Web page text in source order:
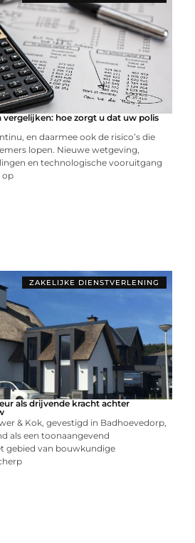
vergelijken: hoe zorgt u dat uw polis
en daarmee ook de risico’s die
lopen. Nieuwe wetgeving,
en technologische vooruitgang
op
ZAKELIJKE DIENSTVERLENING
als drijvende kracht achter
& Kok, gevestigd in Badhoevedorp,
als een toonaangevend
gebied van bouwkundige